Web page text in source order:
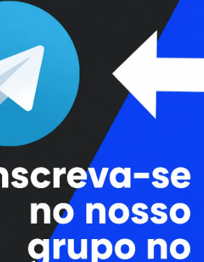
Colunas
Colaboradores
Cursos
Enviar Dica